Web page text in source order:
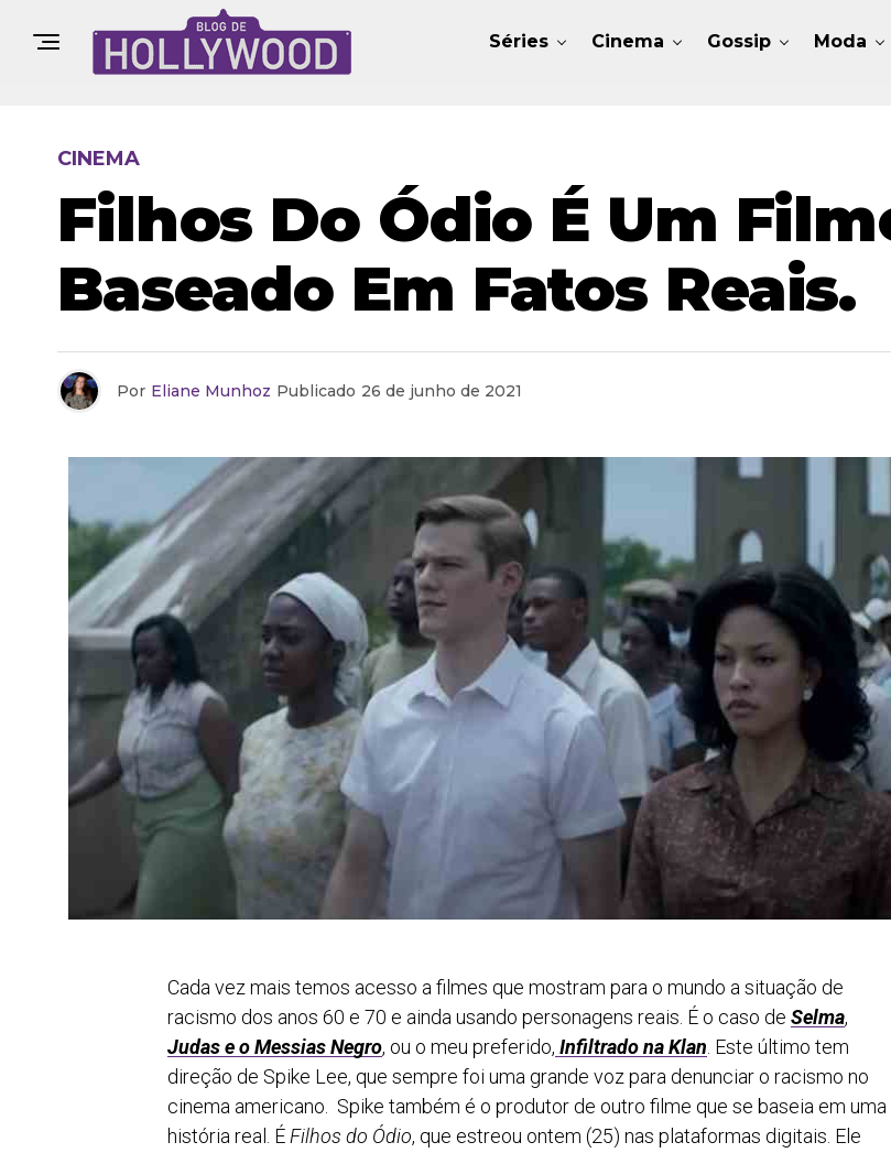
Séries Cinema Gossip Moda
CINEMA
Filhos Do Ódio É Um
Baseado Em Fatos Reais.
Por Eliane Munhoz Publicado 26 de junho de 2021
Cada vez mais temos acesso a filmes que mostram para o mundo a situação de
racismo dos anos 60 e 70 e ainda usando personagens reais. É o caso de Selma,
Judas e o Messias Negro, ou o meu preferido, Infiltrado na Klan . Este último tem
direção de Spike Lee, que sempre foi uma grande voz para denunciar o racismo no
cinema americano. Spike também é o produtor de outro filme que se baseia em uma
história real. É Filhos do Ódio, que estreou ontem (25) nas plataformas digitais. Ele